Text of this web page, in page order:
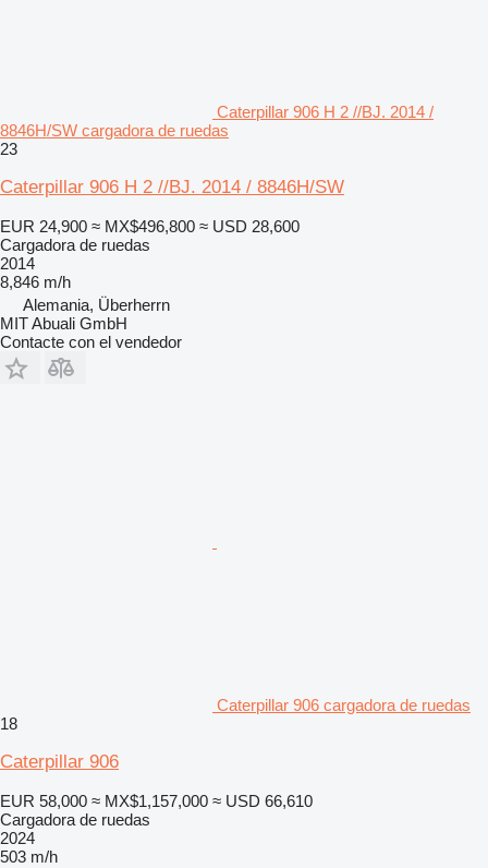
Caterpillar 906 H 2 //BJ. 2014 /
8846H/SW cargadora de ruedas
23
Caterpillar 906 H 2 //BJ. 2014 / 8846H/SW
EUR 24,900 ≈ MX$496,800 ≈ USD 28,600
Cargadora de ruedas
2014
8,846 m/h
Alemania, Überherrn
MIT Abuali GmbH
Contacte con el vendedor
Caterpillar 906 cargadora de ruedas
18
Caterpillar 906
EUR 58,000 ≈ MX$1,157,000 ≈ USD 66,610
Cargadora de ruedas
2024
503 m/h